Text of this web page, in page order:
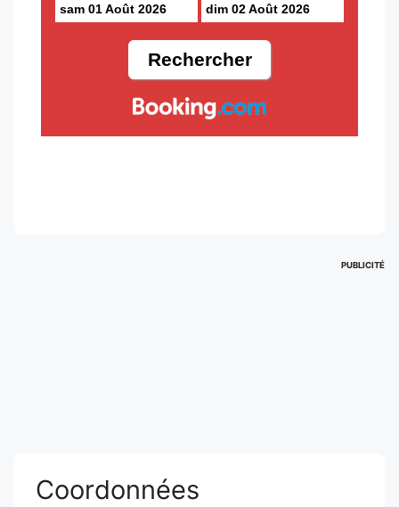
sam 01 Août 2026 dim 02 Août 2026
PUBLICITÉ
Coordonnées